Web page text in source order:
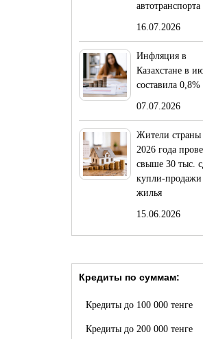
автотранспорта
16.07.2026
Инфляция в
Казахстане в
составила 0,8%
07.07.2026
Жители страны
2026 года
свыше 30 тыс.
купли-продажи
жилья
15.06.2026
Кредиты по суммам:
Кредиты до 100 000 тенге
Кредиты до 200 000 тенге